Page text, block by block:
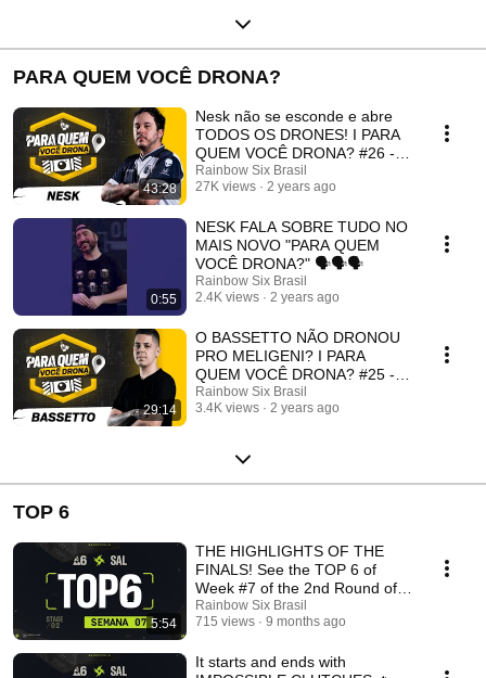
PARA QUEM VOCÊ DRONA?
43:28
Nesk não se esconde e abre
TODOS OS DRONES! I PARA
QUEM VOCÊ DRONA? #26 -
Nesk I Rainbow Six Siege
Rainbow Six Brasil
27K views
2 years ago
0:55
NESK FALA SOBRE TUDO NO
MAIS NOVO "PARA QUEM
VOCÊ DRONA?" 🗣️🗣️🗣️
Rainbow Six Brasil
2.4K views
2 years ago
29:14
O BASSETTO NÃO DRONOU
PRO MELIGENI? I PARA
QUEM VOCÊ DRONA? #25 -
BASSETTO I Rainbow Six
Siege
Rainbow Six Brasil
3.4K views
2 years ago
TOP 6
5:54
THE HIGHLIGHTS OF THE
FINALS! See the TOP 6 of
Week #7 of the 2nd Round of
the South America Leag...
Rainbow Six Brasil
715 views
9 months ago
It starts and ends with